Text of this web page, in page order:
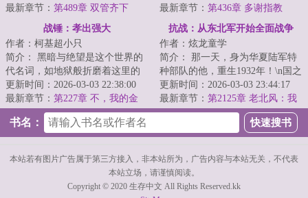
惠。...
最新章节： 第489章 双管齐下
失...
最新章节： 第436章 多谢指教
战锤：孝出强大
作者：柯基超小只
简介： 黑暗与绝望是这个世界的
代名词，如地狱般折磨着这里的
每一个生命，但这一次，命运却
开了个...
更新时间：2026-03-03 22:38:00
最新章节： 第227章 不，我的金
抗战：从东北军开始全面战争
作者：炫龙童学
简介： 那一天，身为华夏陆军特
种部队的他，重生1932年！\n国之
沦陷，东北岌岌可危！
更新时间：2026-03-03 23:44:17
最新章节： 第2125章 老北风：我
错了
书名：
本站若有图片广告属于第三方接入，非本站所为，广告内容与本站无关，不代表
本站立场，请谨慎阅读。
Copyright © 2020 生存中文 All Rights Reserved.kk